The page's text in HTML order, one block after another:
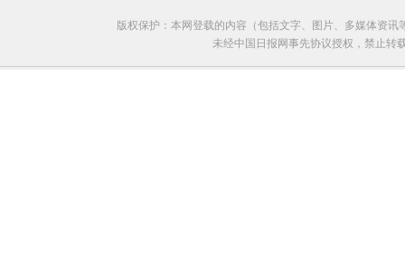
版权保护：本网登载的内容（包括文字、图片、多媒体资
未经中国日报网事先协议授权，禁止转